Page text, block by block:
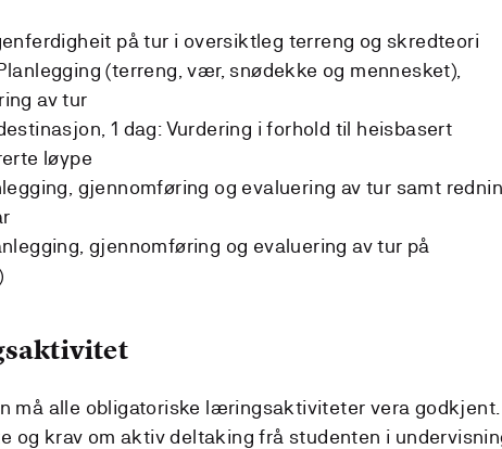
på tur i oversiktleg terreng og skredteori
(terreng, vær, snødekke og mennesket),
av tur
1 dag: Vurdering i forhold til heisbasert
løype
gjennomføring og evaluering av tur samt
gjennomføring og evaluering av tur på
må alle obligatoriske læringsaktiviteter vera godkjent.
og krav om aktiv deltaking frå studenten i